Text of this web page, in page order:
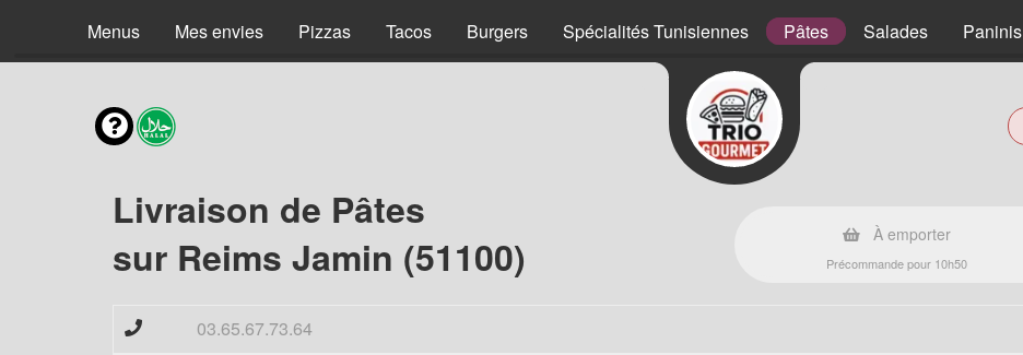
Menus Mes envies Pizzas Tacos Burgers Spécialités Tunisiennes Pâtes Salades Paninis
Livraison de Pâtes
sur Reims Jamin (51100)
À emporter
Précommande pour 10h50
03.65.67.73.64